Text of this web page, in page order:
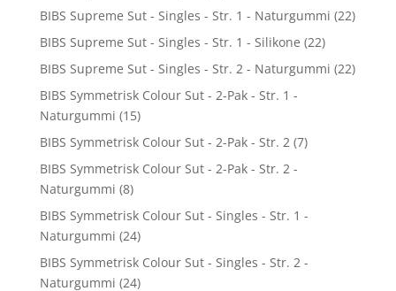
BIBS Supreme Sut - Singles - Str. 1 - Naturgummi (22)
BIBS Supreme Sut - Singles - Str. 1 - Silikone (22)
BIBS Supreme Sut - Singles - Str. 2 - Naturgummi (22)
BIBS Symmetrisk Colour Sut - 2-Pak - Str. 1 -
Naturgummi (15)
BIBS Symmetrisk Colour Sut - 2-Pak - Str. 2 (7)
BIBS Symmetrisk Colour Sut - 2-Pak - Str. 2 -
Naturgummi (8)
BIBS Symmetrisk Colour Sut - Singles - Str. 1 -
Naturgummi (24)
BIBS Symmetrisk Colour Sut - Singles - Str. 2 -
Naturgummi (24)